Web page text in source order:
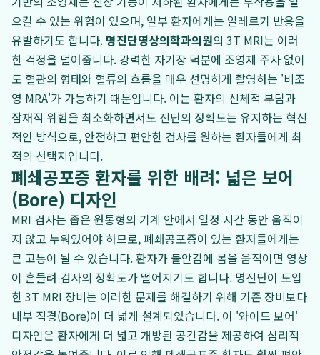
으킬 수 있는 위험이 있으며, 일부 환자에게는 알레르기 반응을
유발하기도 합니다. 명진단영상의학과의원의 3T MRI는 이러
한 걱정을 덜어줍니다. 강력한 자기장 덕분에 조영제 주사 없이
도 혈관의 형태와 혈류의 흐름을 매우 선명하게 촬영하는 '비조
영 MRA'가 가능하기 때문입니다. 이는 환자의 신체적 부담과
잠재적 위험을 최소화하면서도 진단의 정확도는 유지하는 혁신
적인 방식으로, 안전하고 편안한 검사를 원하는 환자들에게 최
적의 선택지입니다.
폐쇄공포증 환자를 위한 배려: 넓은 보어
(Bore) 디자인
MRI 검사는 좁은 원통형의 기계 안에서 일정 시간 동안 움직이
지 않고 누워있어야 하므로, 폐쇄공포증이 있는 환자들에게는
큰 고통이 될 수 있습니다. 환자가 불안감에 몸을 움직이면 영상
이 흔들려 검사의 정확도가 떨어지기도 합니다. 명진단이 도입
한 3T MRI 장비는 이러한 문제를 해결하기 위해 기존 장비보다
내부 직경(Bore)이 더 넓게 설계되었습니다. 이 '와이드 보어'
디자인은 환자에게 더 넓고 개방된 공간감을 제공하여 심리적